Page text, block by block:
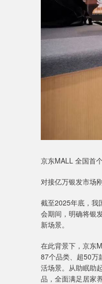
京东MALL 全国首
对接亿万银发市场
截至2025年底，我
会期间，明确将银
新场景。
在此背景下，京东
87个品类、超50万
活场景。从助眠助
品，全面满足居家